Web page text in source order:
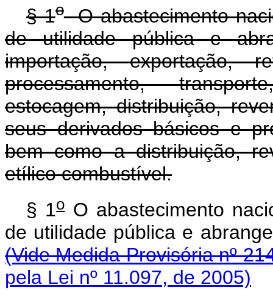
§ 1oO abastecimento
de utilidade pública e
importação, exportação,
processamento,
estocagem, distribuição,
seus derivados básicos e
bem como a distribuição,
etílico combustível.
§ 1oO abastecimento
de utilidade pública e
(Vide Medida Provisória nº
pela Lei nº 11.097, de 2005)